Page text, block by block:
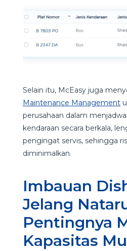
Selain itu, McEasy juga
Maintenance Management
perusahaan dalam
kendaraan secara berkala,
pengingat servis, sehingga
diminimalkan.
Imbauan
Jelang
Pentingnya
Kapasitas